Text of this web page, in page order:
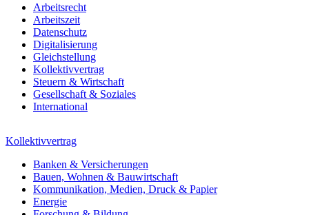
Arbeitsrecht
Arbeitszeit
Datenschutz
Digitalisierung
Gleichstellung
Kollektivvertrag
Steuern & Wirtschaft
Gesellschaft & Soziales
International
Kollektivvertrag
Banken & Versicherungen
Bauen, Wohnen & Bauwirtschaft
Kommunikation, Medien, Druck & Papier
Energie